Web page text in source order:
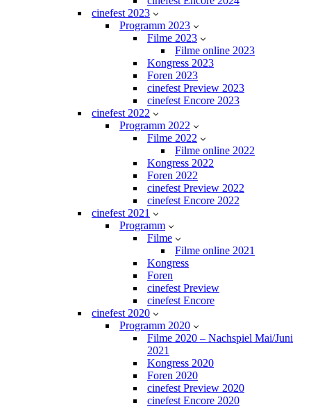
cinefest 2023
Programm 2023
Filme 2023
Filme online 2023
Kongress 2023
Foren 2023
cinefest Preview 2023
cinefest Encore 2023
cinefest 2022
Programm 2022
Filme 2022
Filme online 2022
Kongress 2022
Foren 2022
cinefest Preview 2022
cinefest Encore 2022
cinefest 2021
Programm
Filme
Filme online 2021
Kongress
Foren
cinefest Preview
cinefest Encore
cinefest 2020
Programm 2020
Filme 2020 – Nachspiel Mai/Juni
2021
Kongress 2020
Foren 2020
cinefest Preview 2020
cinefest Encore 2020